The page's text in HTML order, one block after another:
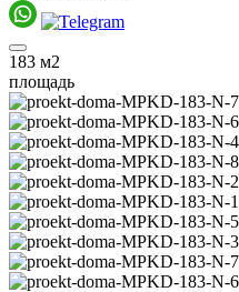
183 м2
площадь